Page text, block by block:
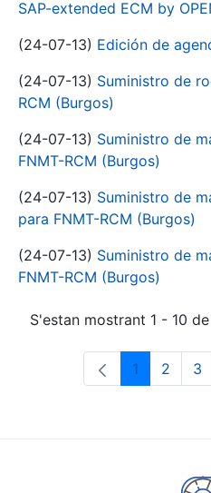
SAP-extended ECM by
(24-07-13) Edición de
(24-07-13) Suministro de
RCM (Burgos)
(24-07-13) Suministro de
FNMT-RCM (Burgos)
(24-07-13) Suministro de
para FNMT-RCM (Burgos)
(24-07-13) Suministro de
FNMT-RCM (Burgos)
S'estan mostrant 1 - 10
Pàgina
1 Pàgina
2 3